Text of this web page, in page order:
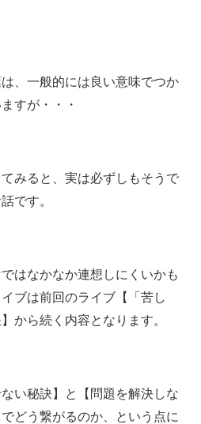
は、一般的には良い意味でつか
すが・・・
みると、実は必ずしもそうで
です。
はなかなか連想しにくいかも
ブは前回のライブ【「苦し
から続く内容となります。
い秘訣】と【問題を解決しな
どう繋がるのか、という点に